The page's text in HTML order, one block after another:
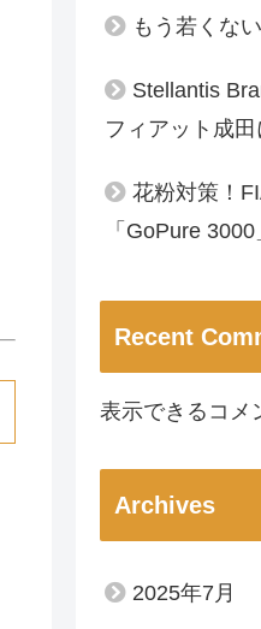
もう若くな
Stellantis
フィアット成
花粉対策！
「GoPure
Recent
表示できるコメ
Archives
2025年7月